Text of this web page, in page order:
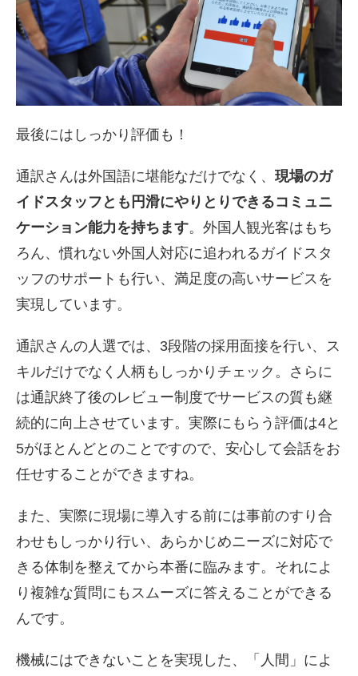
最後にはしっかり評価も！
通訳さんは外国語に堪能なだけでなく、 現場のガ
イドスタッフとも円滑にやりとりできるコミュニ
ケーション能力を持ちます。外国人観光客はもち
ろん、慣れない外国人対応に追われるガイドスタ
ッフのサポートも行い、満足度の高いサービスを
実現しています。
通訳さんの人選では、3段階の採用面接を行い、ス
キルだけでなく人柄もしっかりチェック。さらに
は通訳終了後のレビュー制度でサービスの質も継
続的に向上させています。実際にもらう評価は4と
5がほとんどとのことですので、安心して会話をお
任せすることができますね。
また、実際に現場に導入する前には事前のすり合
わせもしっかり行い、あらかじめニーズに対応で
きる体制を整えてから本番に臨みます。それによ
り複雑な質問にもスムーズに答えることができる
んです。
機械にはできないことを実現した、「人間」によ